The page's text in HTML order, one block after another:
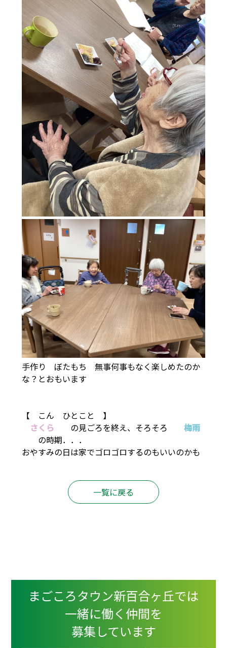
手作り ぼたもち 無事何事もなく楽しめたのか
な？とおもいます
【 こん ひとこと 】
さくら の見ごろを終え、そろそろ
梅雨
の時期．．．
おやすみの日は家でゴロゴロするのもいいのかも
一覧に戻る
まごころタウン新百合ヶ丘では
一緒に働く仲間を
募集しています